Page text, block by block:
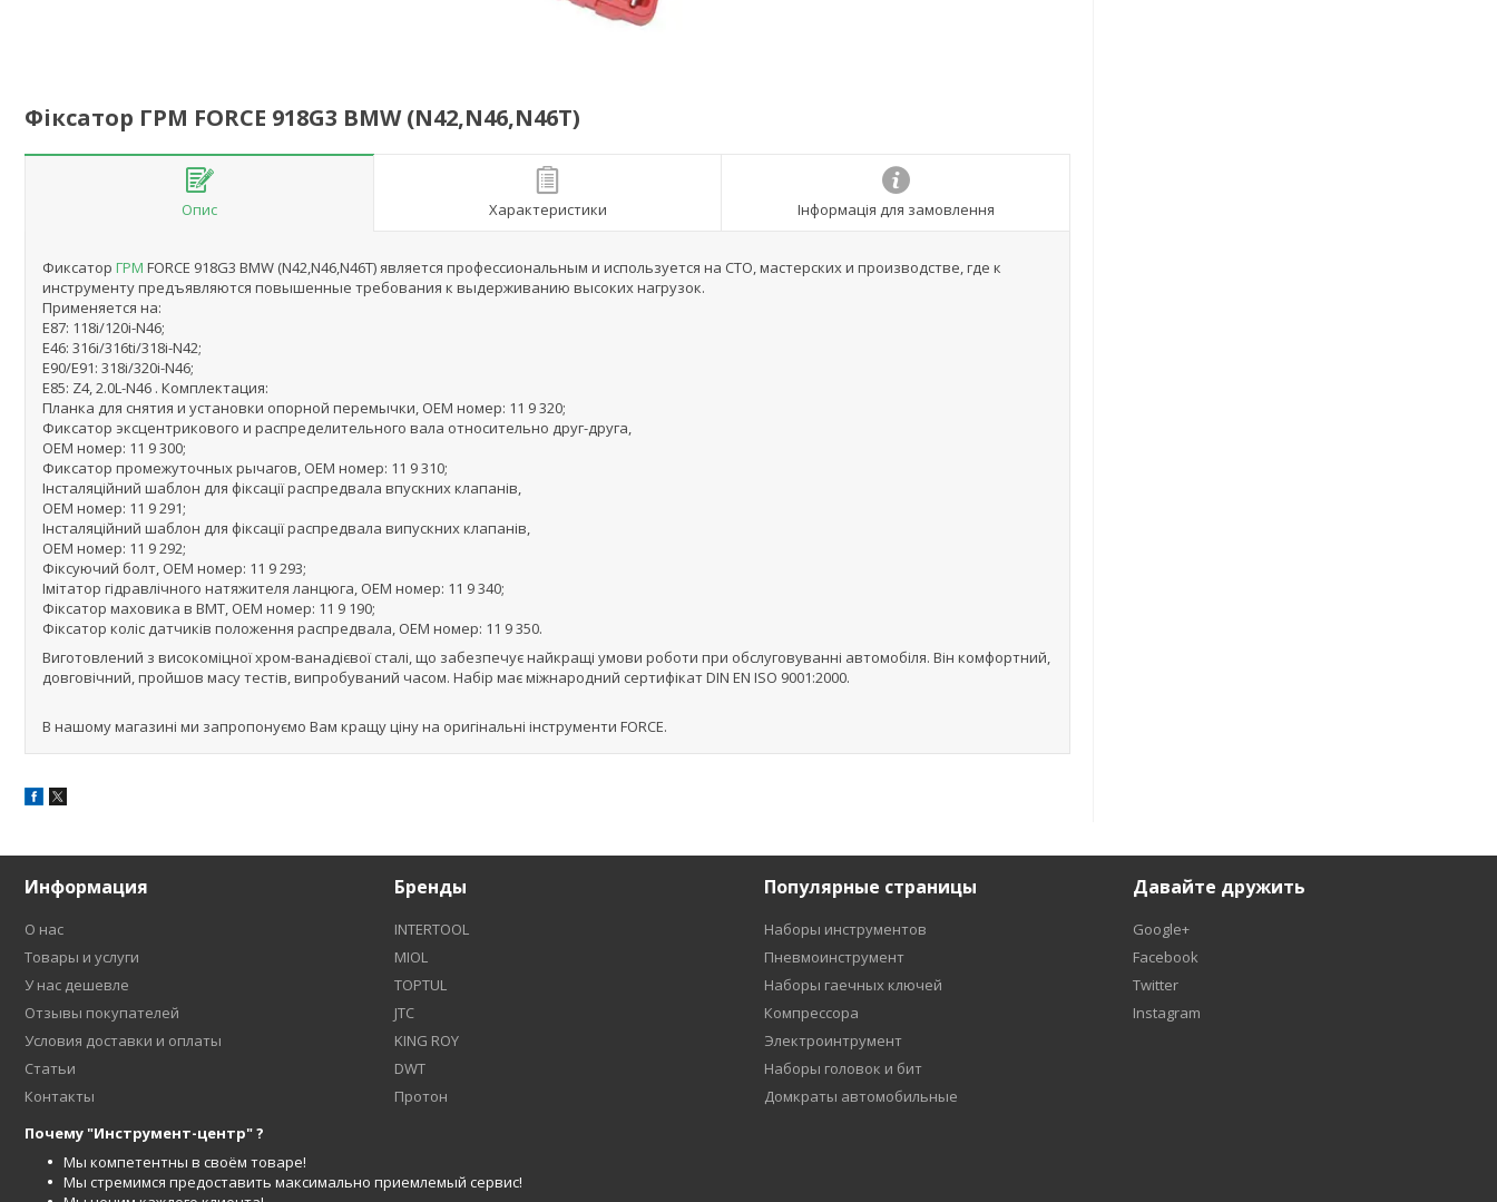
Фіксатор ГРМ FORCE 918G3 BMW (N42,N46,N46T)
Опис Характеристики Інформація для замовлення
Фиксатор ГРМ FORCE 918G3 BMW (N42,N46,N46T) является профессиональным и используется на СТО, мастерских и производстве, где к
инструменту предъявляются повышенные требования к выдерживанию высоких нагрузок.
Применяется на:
E87: 118i/120i-N46;
E46: 316i/316ti/318i-N42;
E90/E91: 318i/320i-N46;
E85: Z4, 2.0L-N46 . Комплектация:
Планка для снятия и установки опорной перемычки, OEM номер: 11 9 320;
Фиксатор эксцентрикового и распределительного вала относительно друг-друга,
OEM номер: 11 9 300;
Фиксатор промежуточных рычагов, OEM номер: 11 9 310;
Інсталяційний шаблон для фіксації распредвала впускних клапанів,
ОЕМ номер: 11 9 291;
Інсталяційний шаблон для фіксації распредвала випускних клапанів,
ОЕМ номер: 11 9 292;
Фіксуючий болт, ОЕМ номер: 11 9 293;
Імітатор гідравлічного натяжителя ланцюга, ОЕМ номер: 11 9 340;
Фіксатор маховика в ВМТ, ОЕМ номер: 11 9 190;
Фіксатор коліс датчиків положення распредвала, ОЕМ номер: 11 9 350.
Виготовлений з високоміцної хром-ванадієвої сталі, що забезпечує найкращі умови роботи при обслуговуванні автомобіля. Він комфортний,
довговічний, пройшов масу тестів, випробуваний часом. Набір має міжнародний сертифікат DIN EN ISO 9001:2000.
В нашому магазині ми запропонуємо Вам кращу ціну на оригінальні інструменти FORCE.
Информация
О нас
Товары и услуги
У нас дешевле
Отзывы покупателей
Условия доставки и оплаты
Статьи
Контакты
Бренды
INTERTOOL
MIOL
TOPTUL
JTC
KING ROY
DWT
Протон
Популярные страницы
Наборы инструментов
Пневмоинструмент
Наборы гаечных ключей
Компрессора
Электроинтрумент
Наборы головок и бит
Домкраты автомобильные
Давайте дружить
Google+
Facebook
Twitter
Instagram
Почему "Инструмент-центр" ?
Мы компетентны в своём товаре!
Мы стремимся предоставить максимально приемлемый сервис!